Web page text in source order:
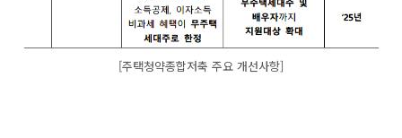
[주택청약종합저축 주요 개선사항]